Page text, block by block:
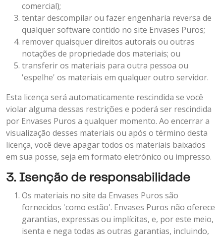
comercial);
tentar descompilar ou fazer engenharia reversa de
qualquer software contido no site Envases Puros;
remover quaisquer direitos autorais ou outras
notações de propriedade dos materiais; ou
transferir os materiais para outra pessoa ou
'espelhe' os materiais em qualquer outro servidor.
Esta licença será automaticamente rescindida se você
violar alguma dessas restrições e poderá ser rescindida
por Envases Puros a qualquer momento. Ao encerrar a
visualização desses materiais ou após o término desta
licença, você deve apagar todos os materiais baixados
em sua posse, seja em formato eletrónico ou impresso.
3. Isenção de responsabilidade
Os materiais no site da Envases Puros são
fornecidos 'como estão'. Envases Puros não oferece
garantias, expressas ou implícitas, e, por este meio,
isenta e nega todas as outras garantias, incluindo,